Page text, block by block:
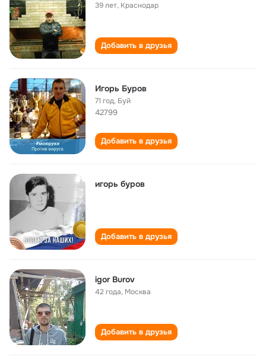
39 лет, Краснодар
Добавить в друзья
Игорь Буров
71 год, Буй
42799
Добавить в друзья
игорь буров
Добавить в друзья
igor Burov
42 года, Москва
Добавить в друзья